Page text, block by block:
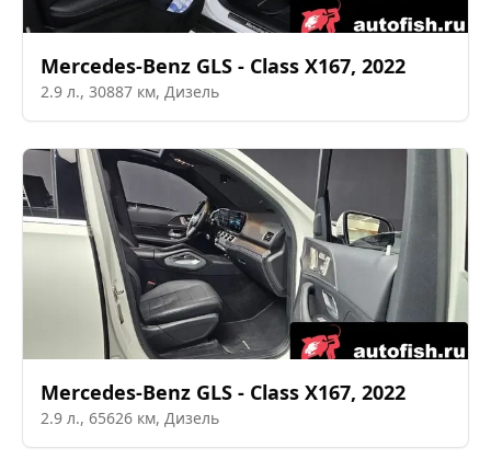
Mercedes-Benz GLS - Class X167, 2022
2.9 л., 30887 км, Дизель
Mercedes-Benz GLS - Class X167, 2022
2.9 л., 65626 км, Дизель